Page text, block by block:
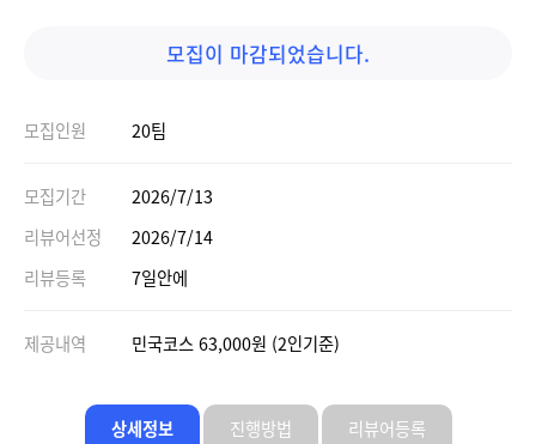
모집이 마감되었습니다.
모집인원 20팀
모집기간
2026/7/13
리뷰어선정
2026/7/14
리뷰등록
7일안에
제공내역 민국코스 63,000원 (2인기준)
상세정보 진행방법 리뷰어등록